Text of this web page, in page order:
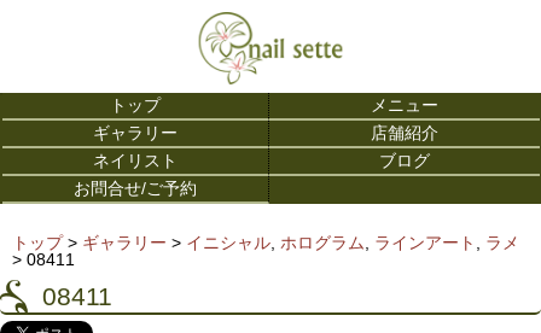
トップ
メニュー
ギャラリー
店舗紹介
ネイリスト
ブログ
お問合せ/ご予約
トップ> ギャラリー > イニシャル, ホログラム, ラインアート , ラメ
> 08411
08411